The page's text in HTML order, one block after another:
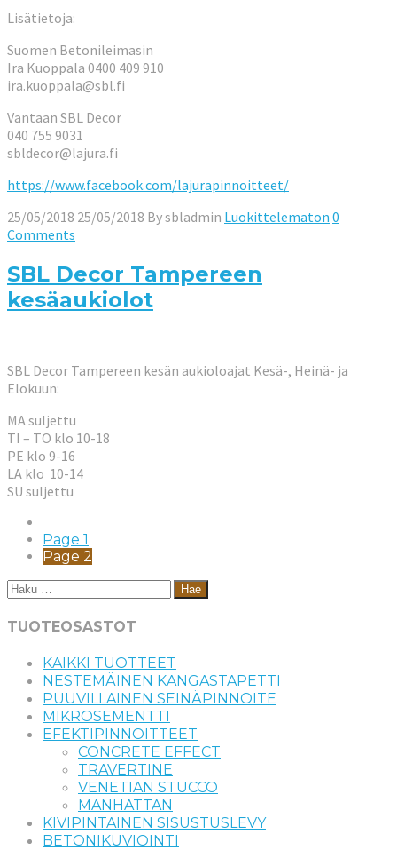
Lisätietoja:
Suomen Betonileimasin
Ira Kuoppala 0400 409 910
ira.kuoppala@sbl.fi
Vantaan SBL Decor
040 755 9031
sbldecor@lajura.fi
https://www.facebook.com/lajurapinnoitteet/
25/05/2018 25/05/2018 Bysbladmin Luokittelematon 0
Comments
SBL Decor Tampereen
kesäaukiolot
SBL Decor Tampereen kesän aukioloajat Kesä-, Heinä- ja
Elokuun:
MA suljettu
TI – TO klo 10-18
PE klo 9-16
LA klo 10-14
SU suljettu
Page 1
Page 2
Haku:
TUOTEOSASTOT
KAIKKI TUOTTEET
NESTEMÄINEN KANGASTAPETTI
PUUVILLAINEN SEINÄPINNOITE
MIKROSEMENTTI
EFEKTIPINNOITTEET
CONCRETE EFFECT
TRAVERTINE
VENETIAN STUCCO
MANHATTAN
KIVIPINTAINEN SISUSTUSLEVY
BETONIKUVIOINTI